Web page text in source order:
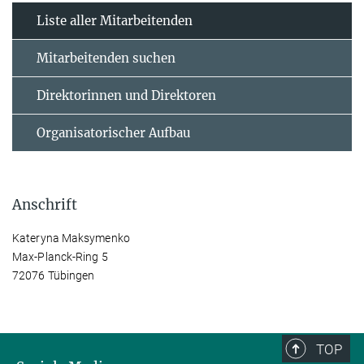
Liste aller Mitarbeitenden
Mitarbeitenden suchen
Direktorinnen und Direktoren
Organisatorischer Aufbau
Anschrift
Kateryna Maksymenko
Max-Planck-Ring 5
72076 Tübingen
TOP